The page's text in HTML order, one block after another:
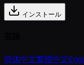
インストール
简体中文繁體中文